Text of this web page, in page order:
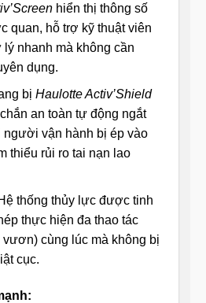
hiển thị thông số
quan, hỗ trợ kỹ thuật viên
lý nhanh mà không cần
dụng.
bị Haulotte Activ’Shield
an toàn tự động ngắt
người vận hành bị ép vào
thiểu rủi ro tai nạn lao
thống thủy lực được tinh
thực hiện đa thao tác
vươn) cùng lúc mà không bị
cục.